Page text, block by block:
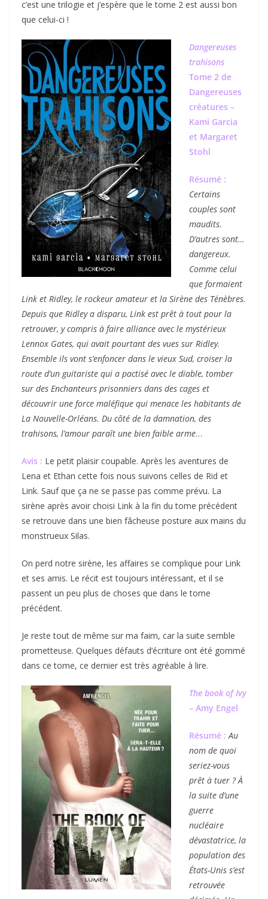
c’est une trilogie et j’espère que le tome 2 est aussi bon
que celui-ci !
Dangereuses
trahisons
Tome 2 de
Dangereuses
créatures –
Kami Garcia
et Margaret
Stohl
Résumé :
Certains
couples sont
maudits.
D’autres sont…
dangereux.
Comme celui
que formaient
Link et Ridley, le rockeur amateur et la Sirène des Ténèbres.
Depuis que Ridley a disparu, Link est prêt à tout pour la
retrouver, y compris à faire alliance avec le mystérieux
Lennox Gates, qui avait pourtant des vues sur Ridley.
Ensemble ils vont s’enfoncer dans le vieux Sud, croiser la
route d’un guitariste qui a pactisé avec le diable, tomber
sur des Enchanteurs prisonniers dans des cages et
découvrir une force maléfique qui menace les habitants de
La Nouvelle-Orléans. Du côté de la damnation, des
trahisons, l’amour paraît une bien faible arme…
Avis : Le petit plaisir coupable. Après les aventures de
Lena et Ethan cette fois nous suivons celles de Rid et
Link. Sauf que ça ne se passe pas comme prévu. La
sirène après avoir choisi Link à la fin du tome précédent
se retrouve dans une bien fâcheuse posture aux mains du
monstrueux Silas.
On perd notre sirène, les affaires se complique pour Link
et ses amis. Le récit est toujours intéressant, et il se
passent un peu plus de choses que dans le tome
précédent.
Je reste tout de même sur ma faim, car la suite semble
prometteuse. Quelques défauts d’écriture ont été gommé
dans ce tome, ce dernier est très agréable à lire.
The book of Ivy
– Amy Engel
Résumé : Au
nom de quoi
seriez-vous
prêt à tuer ? À
la suite d’une
guerre
nucléaire
dévastatrice, la
population des
États-Unis s’est
retrouvée